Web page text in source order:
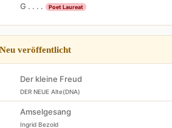
G . . . . Poet Laureat
Neu veröffentlicht
Der kleine Freud
DER NEUE Alte(DNA)
Amselgesang
Ingrid Bezold